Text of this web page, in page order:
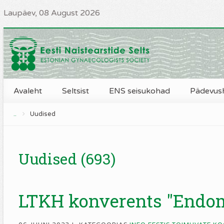
Laupäev, 08 August 2026
Avaleht Seltsist ENS seisukohad
.. Uudised
Uudised (693)
LTKH konverents